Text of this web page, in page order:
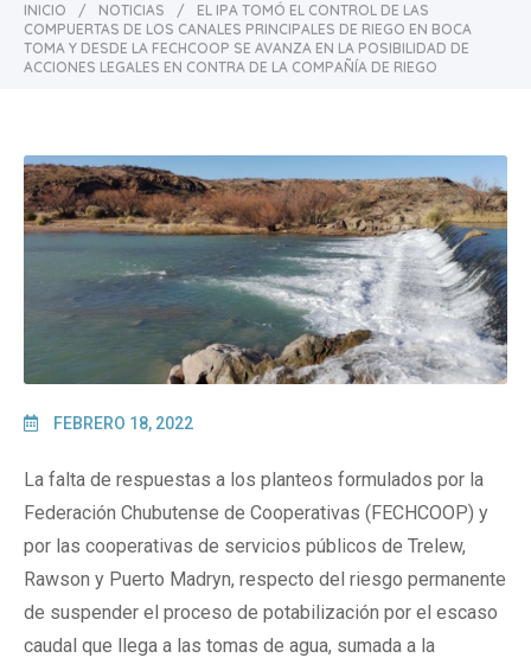
INICIO / NOTICIAS /
EL IPA TOMÓ EL CONTROL DE LAS
COMPUERTAS DE LOS CANALES PRINCIPALES DE RIEGO EN BOCA
TOMA Y DESDE LA FECHCOOP SE AVANZA EN LA POSIBILIDAD DE
ACCIONES LEGALES EN CONTRA DE LA COMPAÑÍA DE RIEGO
FEBRERO 18, 2022
La falta de respuestas a los planteos formulados por la
Federación Chubutense de Cooperativas (FECHCOOP) y
por las cooperativas de servicios públicos de Trelew,
Rawson y Puerto Madryn, respecto del riesgo permanente
de suspender el proceso de potabilización por el escaso
caudal que llega a las tomas de agua, sumada a la